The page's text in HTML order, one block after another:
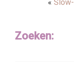
«
Zoeken: